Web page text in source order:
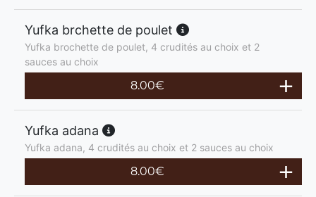
Yufka brchette de poulet
Yufka brochette de poulet, 4 crudités au choix et 2
sauces au choix
8.00€
Yufka adana
Yufka adana, 4 crudités au choix et 2 sauces au choix
8.00€